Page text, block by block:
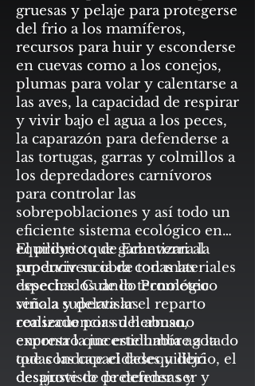
gruesas y pelaje para protegerse
del frio a los mamíferos,
recursos para huir y esconderse
en cuevas como a los conejos,
plumas para volar y calentarse a
las aves, la capacidad de respirar
y vivir bajo el agua a los peces,
la caparazón para defenderse a
las tortugas, garras y colmillos a
los depredadores carnívoros
para controlar las
sobrepoblaciones y así todo un
eficiente sistema ecológico en
equilibrio que garantizara la
supervivencia de todas las
especies. Cuando Prometeo
vino a supervisar el reparto
realizado por su hermano
encontró que este había agotado
todas las capacidades y dejó
desprovisto de defensas y
El proyecto de Echeverri al
producir su obra con materiales
desechados de lo tecnológico
señala y delata las
consecuencias del abuso,
expresa la incertidumbre a la
que conduce el desequilibrio, el
desajuste de pretender ser y